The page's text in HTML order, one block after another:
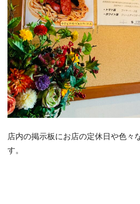
店内の掲示板にお店の定休日や色々
す。